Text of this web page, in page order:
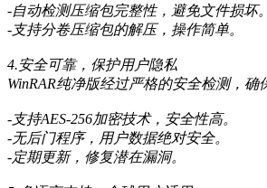
-自动检测压缩包完整性，避免文件损坏。
-支持分卷压缩包的解压，操作简单。
4.安全可靠，保护用户隐私
WinRAR纯净版经过严格的安全检测，
-支持AES-256加密技术，安全性高。
-无后门程序，用户数据绝对安全。
-定期更新，修复潜在漏洞。